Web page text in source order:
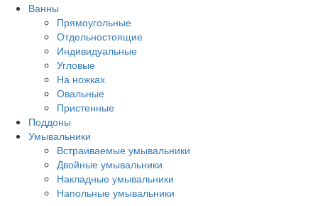
Ванны
Прямоугольные
Отдельностоящие
Индивидуальные
Угловые
На ножках
Овальные
Пристенные
Поддоны
Умывальники
Встраиваемые умывальники
Двойные умывальники
Накладные умывальники
Напольные умывальники